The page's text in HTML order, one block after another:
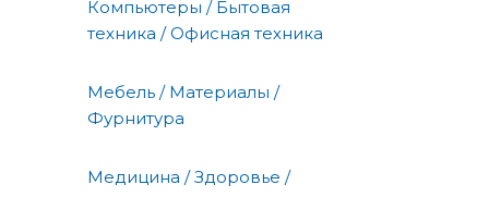
Компьютеры / Бытовая
техника / Офисная техника
Мебель / Материалы /
Фурнитура
Медицина / Здоровье /